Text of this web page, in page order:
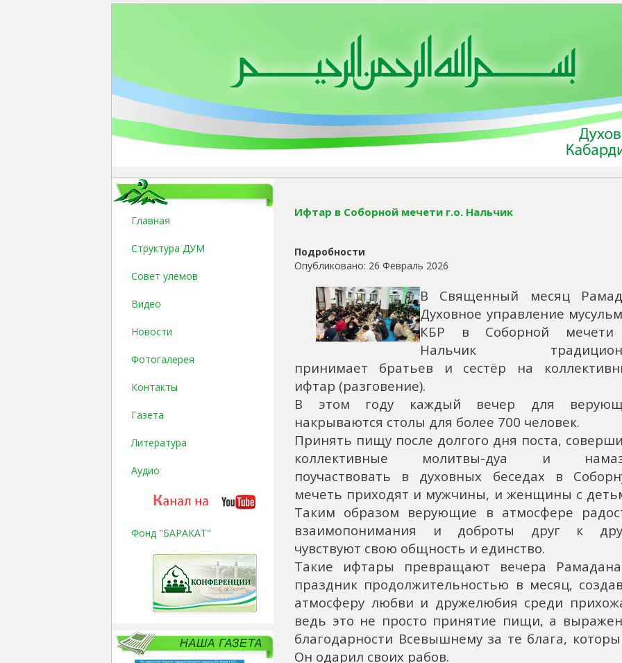
Главная
Структура ДУМ
Совет улемов
Видео
Новости
Фотогалерея
Контакты
Газета
Литература
Аудио
Фонд "БАРАКАТ"
Ифтар в Соборной мечети г.о. Нальчик
Подробности
Опубликовано: 26 Февраль 2026
В Священный месяц
Духовное управление
КБР в Соборной мечети
Нальчик
принимает братьев и сестёр на
ифтар (разговение).
В этом году каждый вечер для
накрываются столы для более 700 человек.
Принять пищу после долгого дня поста,
коллективные молитвы-дуа и
поучаствовать в духовных беседах в
мечеть приходят и мужчины, и женщины с
Таким образом верующие в атмосфере
взаимопонимания и доброты друг к
чувствуют свою общность и единство.
Такие ифтары превращают вечера
праздник продолжительностью в месяц,
атмосферу любви и дружелюбия среди
ведь это не просто принятие пищи, а
благодарности Всевышнему за те блага,
Он одарил своих рабов.